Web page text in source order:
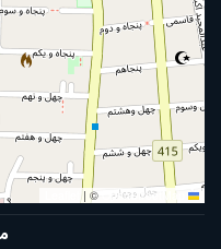
| © OpenStreetMap